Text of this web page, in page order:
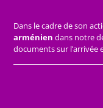
Dans le cadre de son
arménien dans notre
documents sur l’arrivée